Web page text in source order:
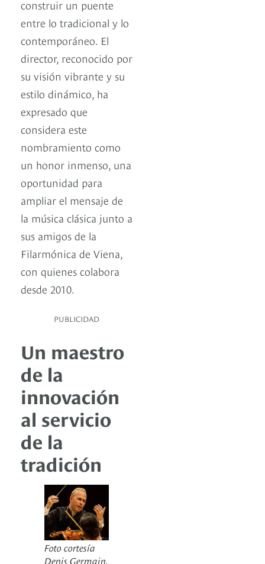
construir un puente
entre lo tradicional y lo
contemporáneo. El
director, reconocido por
su visión vibrante y su
estilo dinámico, ha
expresado que
considera este
nombramiento como
un honor inmenso, una
oportunidad para
ampliar el mensaje de
la música clásica junto a
sus amigos de la
Filarmónica de Viena,
con quienes colabora
desde 2010.
PUBLICIDAD
Un maestro
de la
innovación
al servicio
de la
tradición
Foto cortesía
Denis Germain.